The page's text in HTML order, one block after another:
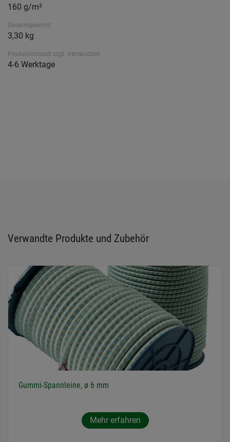
160 g/m²
Gesamtgewicht
3,30 kg
Produktionszeit zzgl. Versandzeit
4-6 Werktage
Verwandte Produkte und Zubehör
Gummi-Spannleine, ø 6 mm
Mehr erfahren